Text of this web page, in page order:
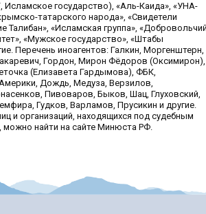
Исламское государство), «Аль-Каида», «УНА-
татарского народа», «Свидетели
Талибан», «Исламская группа»,
«Мужское государство», «Штабы
Перечень иноагентов: Галкин, Моргенштерн,
Гордон, Мирон Фёдоров (Оксимирон),
(Елизавета Гардымова), ФБК,
Дождь, Медуза, Верзилов,
Пивоваров, Быков, Шац, Глуховский,
Гудков, Варламов, Прусикин и другие.
и организаций, находящихся под судебным
можно найти на сайте Минюста РФ.